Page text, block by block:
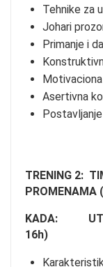
Tehnike za
Johari
Primanje i
Asertivna
TRENING 2:
PROMENAMA
KADA:
16h)